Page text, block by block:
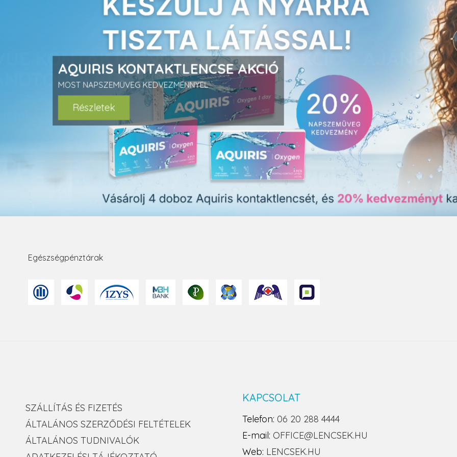
AQUIRIS KONTAKTLENCSE AKCIÓ
MOST NAPSZEMÜVEG KEDVEZMÉNNYEL
Részletek
Egészségpénztárak
SZÁLLÍTÁS ÉS FIZETÉS
ÁLTALÁNOS SZERZŐDÉSI FELTÉTELEK
ÁLTALÁNOS TUDNIVALÓK
KAPCSOLAT
Telefon: 06 20 288 4444
E-mail: OFFICE@LENCSEK.HU
Web: LENCSEK.HU